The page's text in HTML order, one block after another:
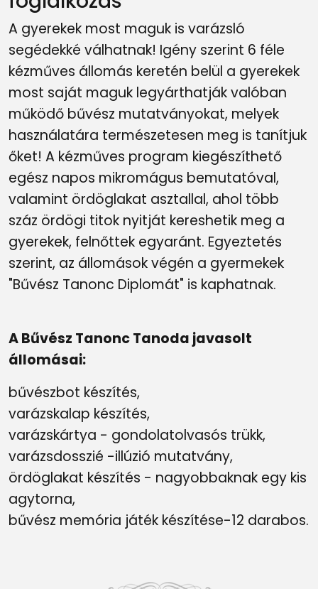
A gyerekek most maguk is varázsló
segédekké válhatnak! Igény szerint 6 féle
kézműves állomás keretén belül a gyerekek
most saját maguk legyárthatják valóban
működő bűvész mutatványokat, melyek
használatára természetesen meg is tanítjuk
őket! A kézműves program kiegészíthető
egész napos mikromágus bemutatóval,
valamint ördöglakat asztallal, ahol több
száz ördögi titok nyitját kereshetik meg a
gyerekek, felnőttek egyaránt. Egyeztetés
szerint, az állomások végén a gyermekek
"Bűvész Tanonc Diplomát" is kaphatnak.
A Bűvész Tanonc Tanoda javasolt
állomásai:
bűvészbot készítés,
varázskalap készítés,
varázskártya - gondolatolvasós trükk,
varázsdosszié -illúzió mutatvány,
ördöglakat készítés - nagyobbaknak egy kis
agytorna,
bűvész memória játék készítése-12 darabos.